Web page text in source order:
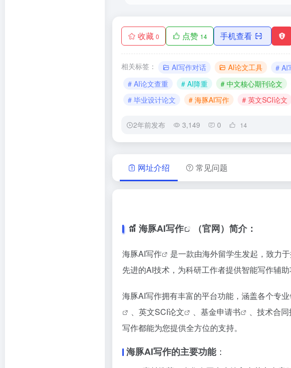
收藏 0 点赞 14 手机查看
相关标签： AI写作对话 AI论文工具 # AI
# AI论文查重
# AI降重 # 中文核心期刊论文
# 毕业设计论文
# 海豚AI写作 # 英文SCI论文
2年前发布 3,149 0 14
网址介绍 常见问题
海豚AI写作 （官网）简介：
海豚AI写作 是一款由海外留学生发起，致力
先进的AI技术，为科研工作者提供智能写作辅
海豚AI写作拥有丰富的平台功能，涵盖各个专
、 英文SCI论文 、 基金申请书 、 技术合
写作都能为您提供全方位的支持。
海豚AI写作的主要功能：